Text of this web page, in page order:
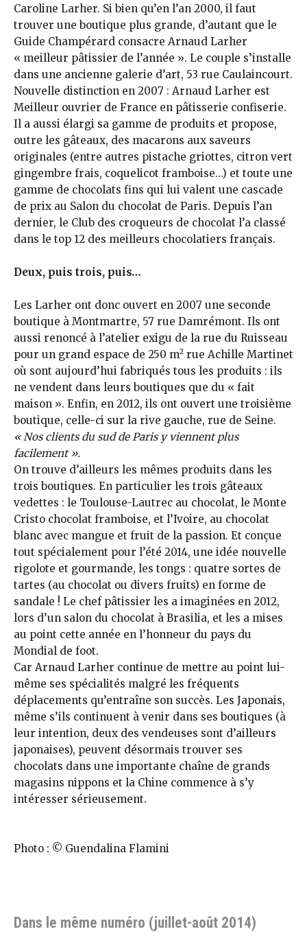
Caroline Larher. Si bien qu’en l’an 2000, il faut
trouver une boutique plus grande, d’autant que le
Guide Champérard consacre Arnaud Larher
« meilleur pâtissier de l’année ». Le couple s’installe
dans une ancienne galerie d’art, 53 rue Caulaincourt.
Nouvelle distinction en 2007 : Arnaud Larher est
Meilleur ouvrier de France en pâtisserie confiserie.
Il a aussi élargi sa gamme de produits et propose,
outre les gâteaux, des macarons aux saveurs
originales (entre autres pistache griottes, citron vert
gingembre frais, coquelicot framboise…) et toute une
gamme de chocolats fins qui lui valent une cascade
de prix au Salon du chocolat de Paris. Depuis l’an
dernier, le Club des croqueurs de chocolat l’a classé
dans le top 12 des meilleurs chocolatiers français.
Deux, puis trois, puis…
Les Larher ont donc ouvert en 2007 une seconde
boutique à Montmartre, 57 rue Damrémont. Ils ont
aussi re­noncé à l’atelier exigu de la rue du Ruisseau
pour un grand espace de 250 m2 rue Achille Martinet
où sont aujourd’hui fabriqués tous les produits : ils
ne vendent dans leurs boutiques que du « fait
maison ». Enfin, en 2012, ils ont ouvert une troisième
boutique, celle-ci sur la rive gauche, rue de Seine.
« Nos clients du sud de Paris y viennent plus
facilement ».
On trouve d’ailleurs les mêmes produits dans les
trois boutiques. En particulier les trois gâteaux
vedettes : le Toulouse-Lautrec au chocolat, le Monte
Cristo chocolat framboise, et l’Ivoire, au chocolat
blanc avec mangue et fruit de la passion. Et conçue
tout spécialement pour l’été 2014, une idée nouvelle
rigolote et gourmande, les tongs : quatre sortes de
tartes (au chocolat ou divers fruits) en forme de
sandale ! Le chef pâtissier les a imaginées en 2012,
lors d’un salon du chocolat à Brasilia, et les a mises
au point cette année en l’honneur du pays du
Mondial de foot.
Car Arnaud Larher continue de mettre au point lui-
même ses spécialités malgré les fréquents
déplacements qu’entraîne son succès. Les Japonais,
même s’ils continuent à venir dans ses boutiques (à
leur intention, deux des vendeuses sont d’ailleurs
japonaises), peuvent désormais trouver ses
chocolats dans une importante chaîne de grands
magasins nippons et la Chine commence à s’y
intéresser sérieusement.
Photo : © Guendalina Flamini
Dans le même numéro (juillet-août 2014)